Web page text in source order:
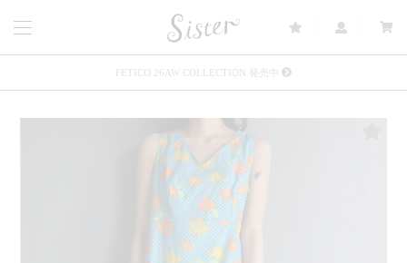
FETICO 26AW COLLECTION 発売中
Sister(渋谷区松濤) 店舗休業のご案内
リース衣装提供について
発売中 : Sister × OJOJO NAITŌ
発売中 : Sister × 前原光榮商店